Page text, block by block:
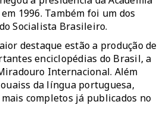
1996. Também foi um dos
Socialista Brasileiro.
destaque estão a produção de
enciclopédias do Brasil, a
Internacional. Além
da língua portuguesa,
completos já publicados no